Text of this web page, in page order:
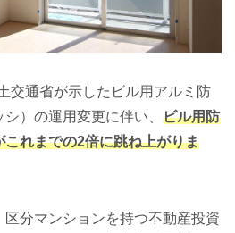
交通省が示したビル用アルミ防
）の運用変更に伴い、 ビル用防
れまでの2倍に跳ね上がりま
区分マンションを持つ不動産投資